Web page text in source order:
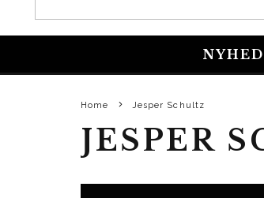
Home Jesper Schultz
JESPER